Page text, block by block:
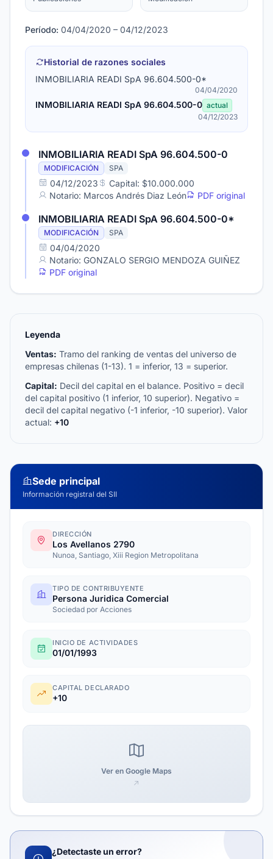
Período: 04/04/2020 – 04/12/2023
Historial de razones sociales
INMOBILIARIA READI SpA 96.604.500-0*
04/04/2020
INMOBILIARIA READI SpA 96.604.500-0 actual
04/12/2023
INMOBILIARIA READI SpA 96.604.500-0
MODIFICACIÓN SPA
04/12/2023
Capital: $10.000.000
Notario: Marcos Andrés Diaz León
PDF original
INMOBILIARIA READI SpA 96.604.500-0*
MODIFICACIÓN SPA
04/04/2020
Notario: GONZALO SERGIO MENDOZA GUIÑEZ
PDF original
Leyenda
Ventas: Tramo del ranking de ventas del universo de
empresas chilenas (1-13). 1 = inferior, 13 = superior.
Capital: Decil del capital en el balance. Positivo = decil
del capital positivo (1 inferior, 10 superior). Negativo =
decil del capital negativo (-1 inferior, -10 superior). Valor
actual: +10
Sede principal
Información registral del SII
DIRECCIÓN
Los Avellanos 2790
Nunoa, Santiago, Xiii Region Metropolitana
TIPO DE CONTRIBUYENTE
Persona Juridica Comercial
Sociedad por Acciones
INICIO DE ACTIVIDADES
01/01/1993
CAPITAL DECLARADO
+10
Ver en Google Maps
¿Detectaste un error?